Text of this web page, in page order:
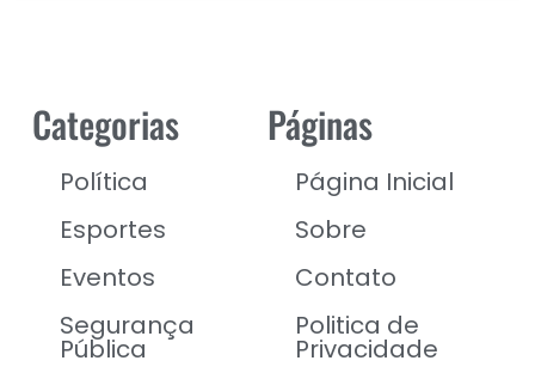
Categorias
Política
Esportes
Eventos
Segurança
Pública
Páginas
Página Inicial
Sobre
Contato
Politica de
Privacidade